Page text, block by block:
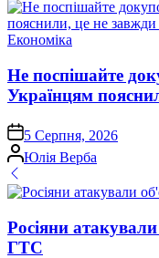
Опублікувати
Економіка
Не поспішайте
Українцям
on 5 Серпня, 2026
Опубліковано
Юлія Верба
Росіяни
ГТС